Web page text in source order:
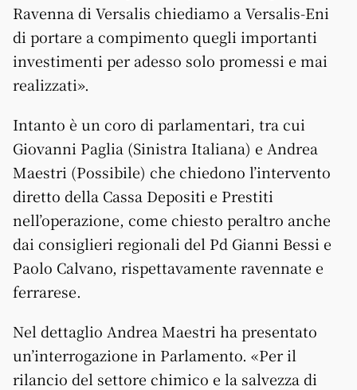
Ravenna di Versalis chiediamo a Versalis-Eni
di portare a compimento quegli importanti
investimenti per adesso solo promessi e mai
realizzati».
Intanto è un coro di parlamentari, tra cui
Giovanni Paglia (Sinistra Italiana) e Andrea
Maestri (Possibile) che chiedono l’intervento
diretto della Cassa Depositi e Prestiti
nell’operazione, come chiesto peraltro anche
dai consiglieri regionali del Pd Gianni Bessi e
Paolo Calvano, rispettavamente ravennate e
ferrarese.
Nel dettaglio Andrea Maestri ha presentato
un’interrogazione in Parlamento. «Per il
rilancio del settore chimico e la salvezza di